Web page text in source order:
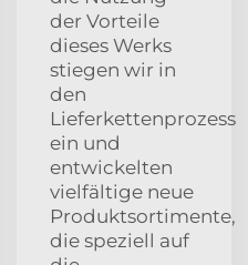
der Vorteile
dieses Werks
stiegen wir in
den
Lieferkettenprozess
ein und
entwickelten
vielfältige neue
Produktsortimente,
die speziell auf